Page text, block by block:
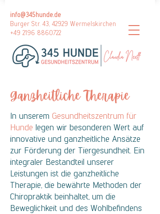
info@345hunde.de
Burger Str. 43, 42929 Wermelskirchen
+49 2196 8860722
Ganzheitliche Therapie
In unserem Gesundheitszentrum für
Hunde legen wir besonderen Wert auf
innovative und ganzheitliche Ansätze
zur Förderung der Tiergesundheit. Ein
integraler Bestandteil unserer
Leistungen ist die ganzheitliche
Therapie, die bewährte Methoden der
Chiropraktik beinhaltet, um die
Beweglichkeit und des Wohlbefindens